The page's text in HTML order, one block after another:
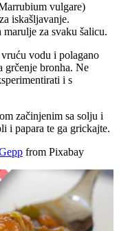
vulgare)
iskašljavanje.
za svaku šalicu.
vodu i polagano
grčenje bronha. Ne
i s
začinjenim sa solju i
i papara te ga grickajte.
from Pixabay